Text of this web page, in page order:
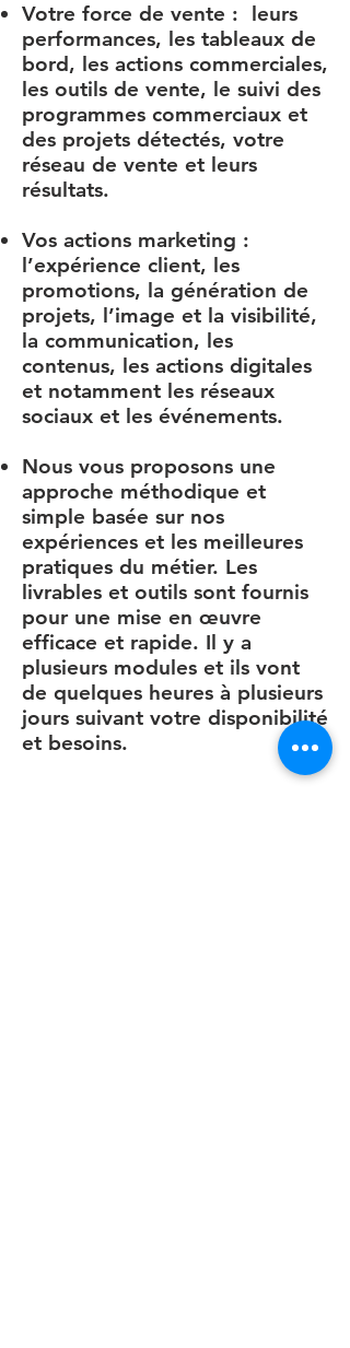
Votre force de vente : leurs
performances, les tableaux de
bord, les actions commerciales,
les outils de vente, le suivi des
programmes commerciaux et
des projets détectés, votre
réseau de vente et leurs
résultats.
Vos actions marketing :
l’expérience client, les
promotions, la génération de
projets, l’image et la visibilité,
la communication, les
contenus, les actions digitales
et notamment les réseaux
sociaux et les événements.
Nous vous proposons une
approche méthodique et
simple basée sur nos
expériences et les meilleures
pratiques du métier. Les
livrables et outils sont fournis
pour une mise en œuvre
efficace et rapide. Il y a
plusieurs modules et ils vont
de quelques heures à plusieurs
jours suivant votre disponibilité
et besoins.